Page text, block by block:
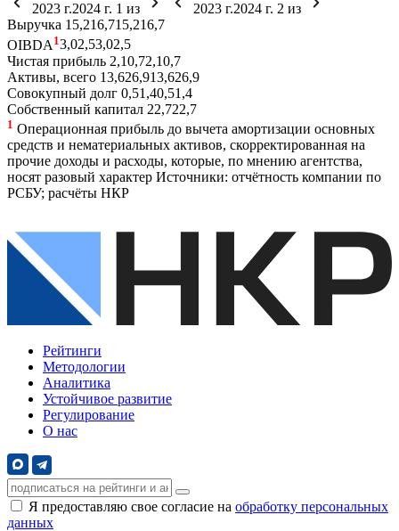
2023 г.2024 г. 1 из 2023 г.2024 г. 2 из
Выручка 15,216,715,216,7
OIBDA 13,02,53,02,5
Чистая прибыль 2,10,72,10,7
Активы, всего 13,626,913,626,9
Совокупный долг 0,51,40,51,4
Собственный капитал 22,722,7
1 Операционная прибыль до вычета амортизации основных
средств и нематериальных активов, скорректированная на
прочие доходы и расходы, которые, по мнению агентства,
носят разовый характер Источники: отчётность компании по
РСБУ; расчёты НКР
Рейтинги
Методологии
Аналитика
Устойчивое развитие
Регулирование
О нас
Я предоставляю свое согласие на обработку персональных
данных